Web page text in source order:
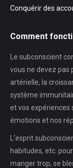
Conquérir des
Comment
Le subconscient
vous ne devez pas
artérielle, la
système
et vos expériences
émotions et nos
L’esprit
habitudes, etc.
manger trop, se